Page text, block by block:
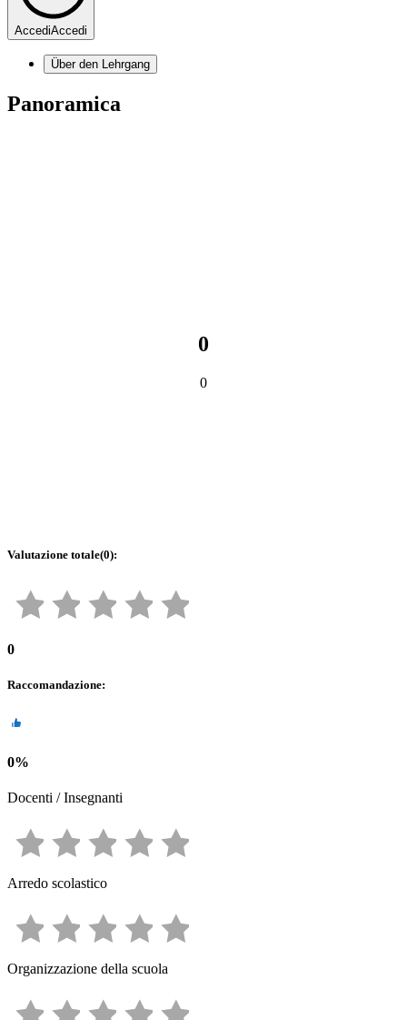
AccediAccedi
Über den Lehrgang
Panoramica
0
0
Valutazione totale(0):
0
Raccomandazione:
0%
Docenti / Insegnanti
Arredo scolastico
Organizzazione della scuola